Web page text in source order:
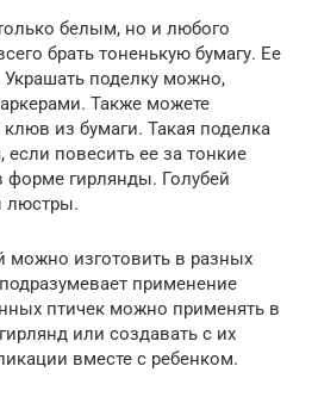
белым, но и любого
брать тоненькую бумагу. Ее
Украшать поделку можно,
Также можете
из бумаги. Такая поделка
повесить ее за тонкие
форме гирлянды. Голубей
люстры.
можно изготовить в разных
применение
птичек можно применять в
или создавать с их
вместе с ребенком.